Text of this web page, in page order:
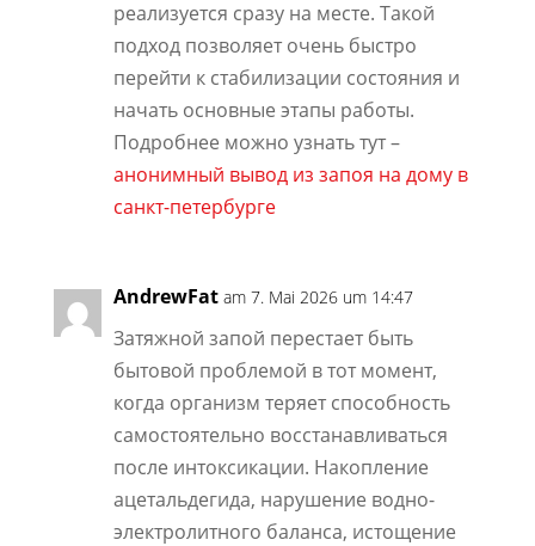
реализуется сразу на месте. Такой
подход позволяет очень быстро
перейти к стабилизации состояния и
начать основные этапы работы.
Подробнее можно узнать тут –
анонимный вывод из запоя на дому в
санкт-петербурге
AndrewFat am 7. Mai 2026 um 14:47
Затяжной запой перестает быть
бытовой проблемой в тот момент,
когда организм теряет способность
самостоятельно восстанавливаться
после интоксикации. Накопление
ацетальдегида, нарушение водно-
электролитного баланса, истощение